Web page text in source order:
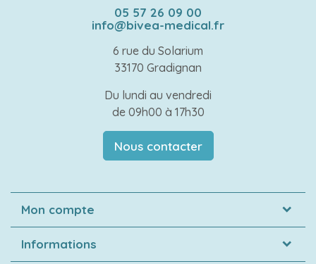
05 57 26 09 00
info@bivea-medical.fr
6 rue du Solarium
33170 Gradignan
Du lundi au vendredi
de 09h00 à 17h30
Nous contacter
Mon compte
Informations